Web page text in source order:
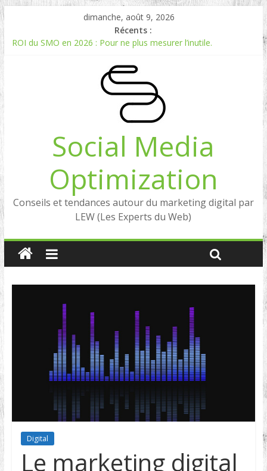
dimanche, août 9, 2026
Récents :
ROI du SMO en 2026 : Pour ne plus mesurer l’inutile.
Experts en Social Listening en France : qui sont les références
Reddit, la brique manquante entre Social Intelligence et AIO
Comment votre e-réputation dépend du social listening et des
Social Media
Optimization
Conseils et tendances autour du marketing digital par
LEW (Les Experts du Web)
Digital
Le marketing digital